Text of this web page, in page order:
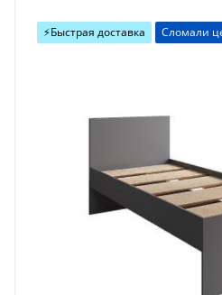
⚡️Быстрая доставка Сломали